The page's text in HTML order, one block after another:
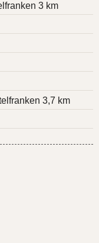
3 km
3,7 km